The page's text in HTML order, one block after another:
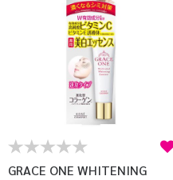
โปรโมชั่น
บัญชีผู้ใช้
GRACE ONE WHITENING